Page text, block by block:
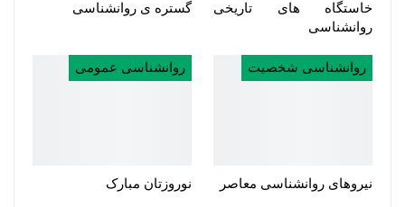
خاستگاه های تاریخی
روانشناسی
گستره ی روانشناسی
روانشناسی شخصیت
نیروهای روانشناسی معاصر
روانشناسی عمومی
نوروزتان مبارک